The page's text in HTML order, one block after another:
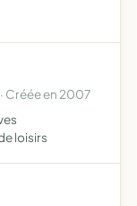
Créée en 2007
loisirs